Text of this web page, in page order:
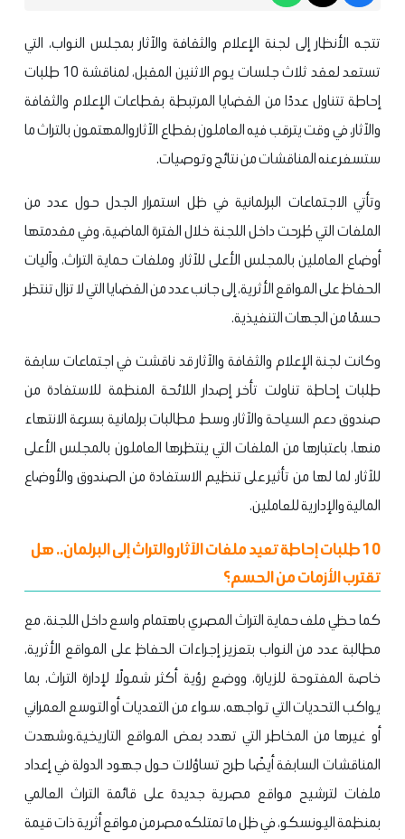
تتجه الأنظار إلى لجنة الإعلام والثقافة والآثار بمجلس النواب، التي
تستعد لعقد ثلاث جلسات يوم الاثنين المقبل، لمناقشة 10 طلبات
إحاطة تتناول عددًا من القضايا المرتبطة بقطاعات الإعلام والثقافة
والآثار، في وقت يترقب فيه العاملون بقطاع الآثار والمهتمون بالتراث ما
ستسفر عنه المناقشات من نتائج وتوصيات.
وتأتي الاجتماعات البرلمانية في ظل استمرار الجدل حول عدد من
الملفات التي طُرحت داخل اللجنة خلال الفترة الماضية، وفي مقدمتها
أوضاع العاملين بالمجلس الأعلى للآثار، وملفات حماية التراث، وآليات
الحفاظ على المواقع الأثرية، إلى جانب عدد من القضايا التي لا تزال تنتظر
حسمًا من الجهات التنفيذية.
وكانت لجنة الإعلام والثقافة والآثار قد ناقشت في اجتماعات سابقة
طلبات إحاطة تناولت تأخر إصدار اللائحة المنظمة للاستفادة من
صندوق دعم السياحة والآثار، وسط مطالبات برلمانية بسرعة الانتهاء
منها، باعتبارها من الملفات التي ينتظرها العاملون بالمجلس الأعلى
للآثار، لما لها من تأثير على تنظيم الاستفادة من الصندوق والأوضاع
المالية والإدارية للعاملين.
10 طلبات إحاطة تعيد ملفات الآثار والتراث إلى البرلمان.. هل
تقترب الأزمات من الحسم؟
كما حظي ملف حماية التراث المصري باهتمام واسع داخل اللجنة، مع
مطالبة عدد من النواب بتعزيز إجراءات الحفاظ على المواقع الأثرية،
خاصة المفتوحة للزيارة، ووضع رؤية أكثر شمولًا لإدارة التراث، بما
يواكب التحديات التي تواجهه، سواء من التعديات أو التوسع العمراني
أو غيرها من المخاطر التي تهدد بعض المواقع التاريخية.وشهدت
المناقشات السابقة أيضًا طرح تساؤلات حول جهود الدولة في إعداد
ملفات لترشيح مواقع مصرية جديدة على قائمة التراث العالمي
بمنظمة اليونسكو، في ظل ما تمتلكه مصر من مواقع أثرية ذات قيمة